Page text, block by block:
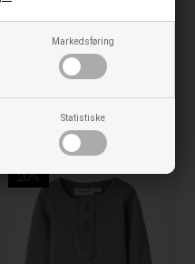
Markedsføring
Statistiske
ud
20%